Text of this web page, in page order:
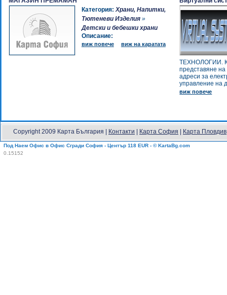
Категория: Храни, Напитки,
Тютеневи Изделия»
Детски и бебешки храни
Описание:
виж повече виж на каратата
ТЕХНОЛОГИИ.
представяне
адреси за
управление на
виж повече
Copyright 2009 Карта България | Контакти Карта София Карта Пловдив
Под Наем Офис в Офис Сгради София - Център 118 EUR - © KartaBg.com
0.15152